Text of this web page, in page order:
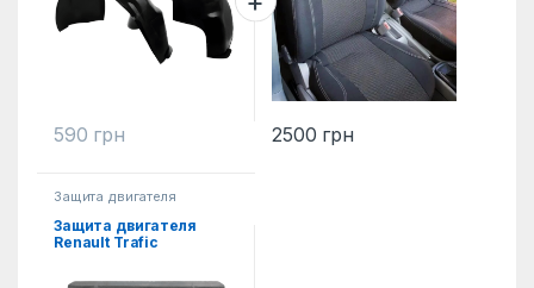
590 грн 2500 грн
Защита двигателя
Защита двигателя
Renault Trafic